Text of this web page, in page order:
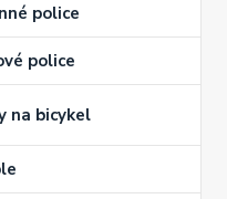
police
police
na bicykel